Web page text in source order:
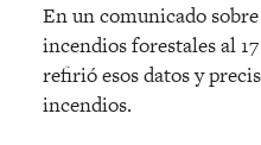
En un comunicado
incendios forestales al
refirió esos datos y
incendios.